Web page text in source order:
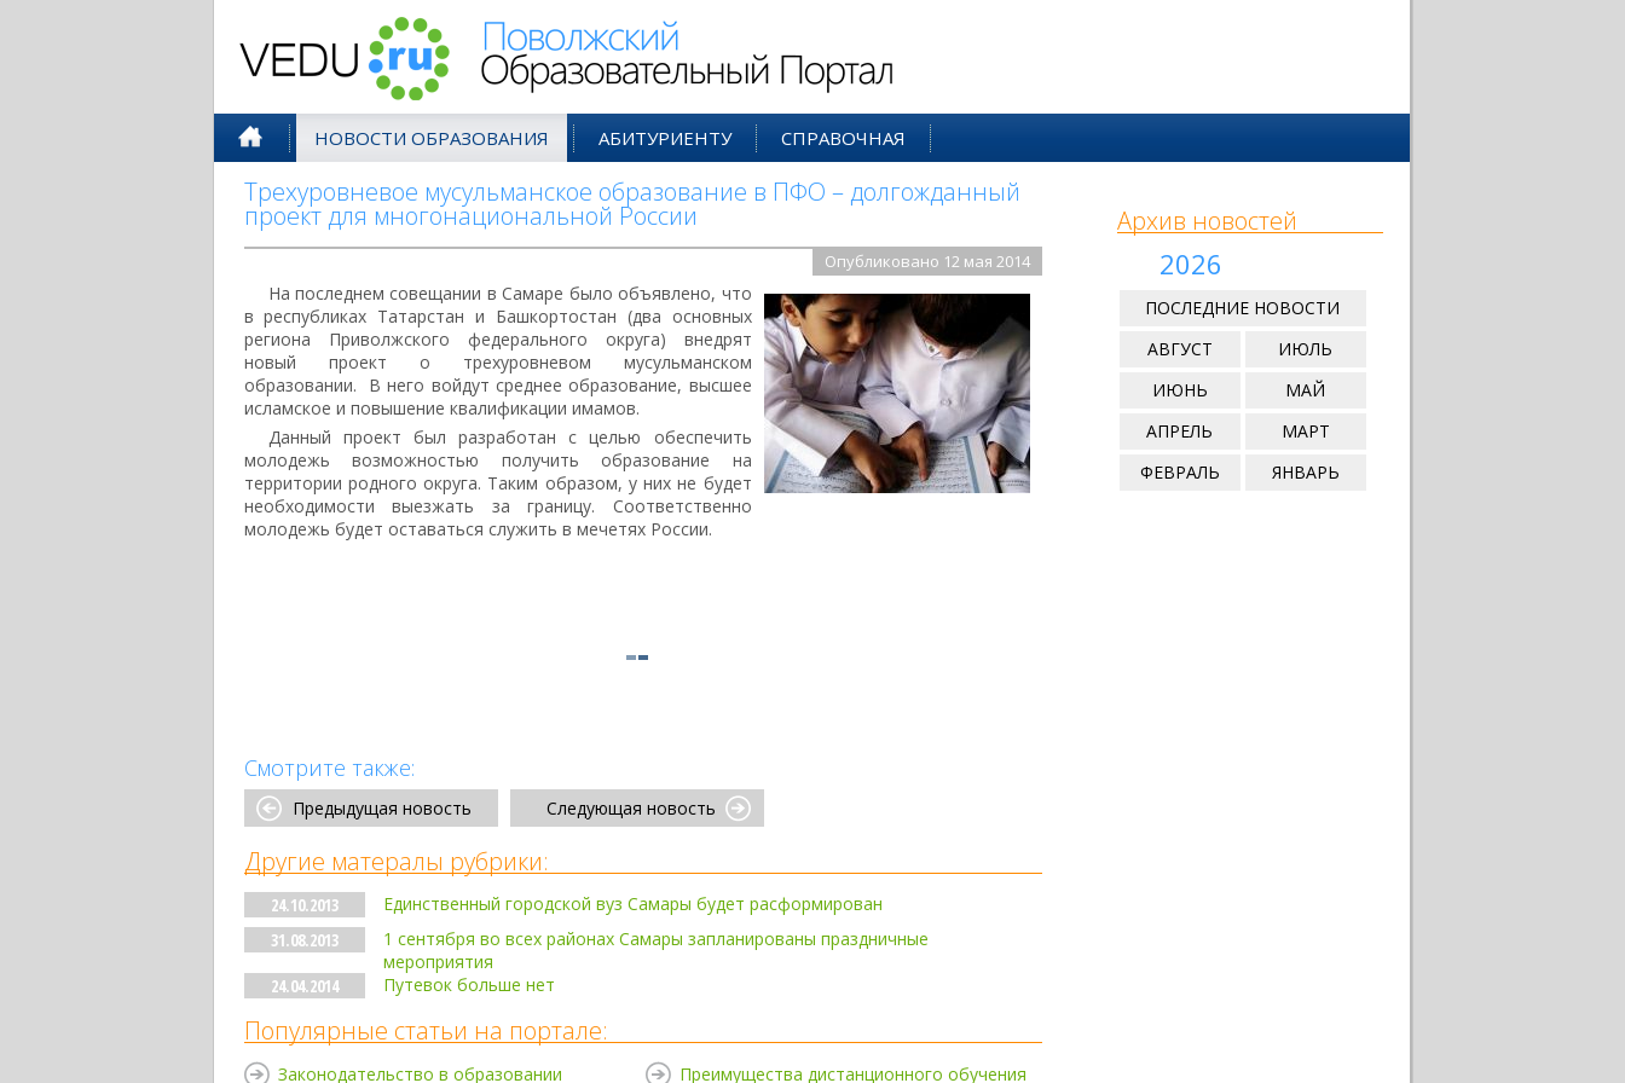
НОВОСТИ ОБРАЗОВАНИЯ АБИТУРИЕНТУ СПРАВОЧНАЯ
Трехуровневое мусульманское образование в ПФО – долгожданный
проект для многонациональной России
Опубликовано 12 мая 2014
На последнем совещании в Самаре было объявлено, что
в республиках Татарстан и Башкортостан (два основных
региона Приволжского федерального округа) внедрят
новый проект о трехуровневом мусульманском
образовании. В него войдут среднее образование, высшее
исламское и повышение квалификации имамов.
Данный проект был разработан с целью обеспечить
молодежь возможностью получить образование на
территории родного округа. Таким образом, у них не будет
необходимости выезжать за границу. Соответственно
молодежь будет оставаться служить в мечетях России.
Смотрите также:
Предыдущая новость Следующая новость
Другие матералы рубрики:
24.10.2013
Единственный городской вуз Самары будет расформирован
31.08.2013
1 сентября во всех районах Самары запланированы праздничные
мероприятия
24.04.2014
Путевок больше нет
Популярные статьи на портале:
Законодательство в образовании Преимущества дистанционного обучения
Архив новостей
2026
ПОСЛЕДНИЕ НОВОСТИ
АВГУСТ
ИЮЛЬ
ИЮНЬ
МАЙ
АПРЕЛЬ
МАРТ
ФЕВРАЛЬ
ЯНВАРЬ